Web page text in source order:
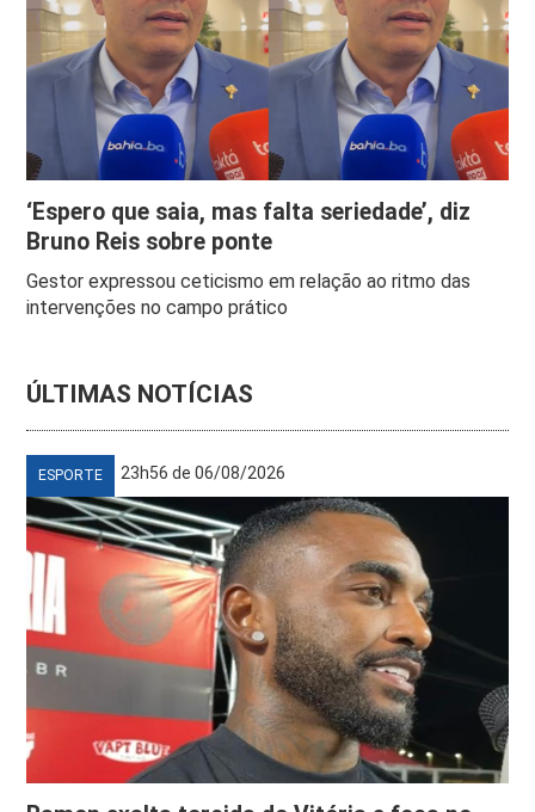
‘Espero que saia, mas falta seriedade’, diz
Bruno Reis sobre ponte
Gestor expressou ceticismo em relação ao ritmo das
intervenções no campo prático
ÚLTIMAS NOTÍCIAS
ESPORTE 23h56 de 06/08/2026